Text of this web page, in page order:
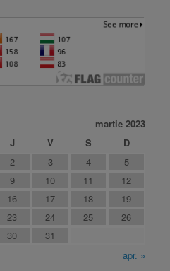
martie 2023
J V S
D
2 3 4
5
9 10 11
12
16 17 18
19
23 24 25
26
30
31
apr. »